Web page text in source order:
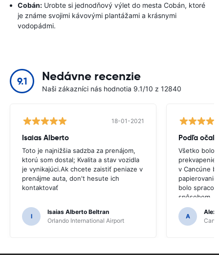
Cobán: Urobte si jednodňový výlet do mesta Cobán, ktoré
je známe svojimi kávovými plantážami a krásnymi
vodopádmi.
9.1 Nedávne recenzie
Naši zákazníci nás hodnotia 9.1/10 z 12840
18-01-2021
Isaias Alberto
Toto je najnižšia sadzba za prenájom,
ktorú som dostal; Kvalita a stav vozidla
je vynikajúci.Ak chcete zaistiť peniaze v
prenájme auta, don't hesute ich
kontaktovať
I
Isaias Alberto Beltran
Orlando International Airport
Podľa
Všetko bolo
v Cancúne
bolo
spôsobom.
A
Alex